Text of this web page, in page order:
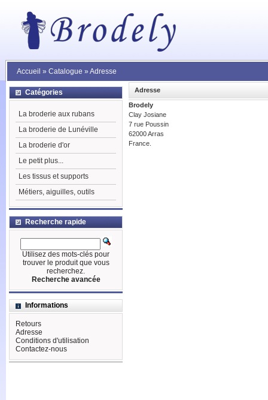
Accueil » Catalogue » Adresse
Adresse
Brodely
Clay Josiane
7 rue Poussin
62000 Arras
France.
Catégories
La broderie aux rubans
La broderie de Lunéville
La broderie d'or
Le petit plus...
Les tissus et supports
Métiers, aiguilles, outils
Recherche rapide
Utilisez des mots-clés pour
trouver le produit que vous
recherchez.
Recherche avancée
Informations
Retours
Adresse
Conditions d'utilisation
Contactez-nous